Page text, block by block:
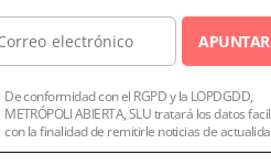
De conformidad con el RGPD y la LOPDGDD,
METRÓPOLI ABIERTA, SLU tratará los datos
con la finalidad de remitirle noticias de